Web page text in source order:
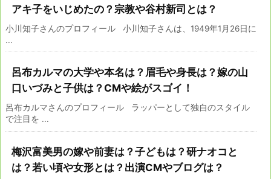
アキ子をいじめたの？宗教や谷村新司とは？
小川知子さんのプロフィール 小川知子さんは、1949年1月26日に
...
呂布カルマの大学や本名は？眉毛や身長は？嫁の山
口いづみと子供は？CMや絵がスゴイ！
呂布カルマさんのプロフィール ラッパーとして独自のスタイル
で注目を ...
梅沢富美男の嫁や前妻は？子どもは？研ナオコと
は？若い頃や女形とは？出演CMやブログは？